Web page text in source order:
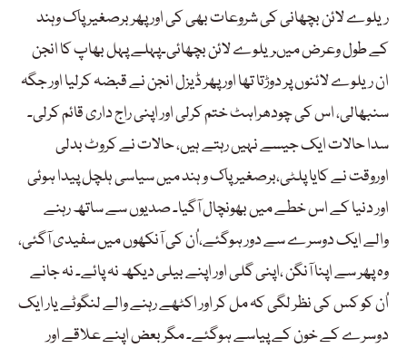
ریلوے لائن بچھانی کی شروعات بھی کی اور پھر برصغیر پاک وہند
کے طول وعرض میںریلوے لائن بچھائی۔پہلے پہل بھاپ کا انجن
ان ریلوے لائنوں پر دوڑتا تھا اور پھر ڈیزل انجن نے قبضہ کرلیا اور جگہ
سنبھالی، اس کی چودھراہٹ ختم کرلی اور اپنی راج داری قائم کرلی۔
سدا حالات ایک جیسے نہیں رہتے ہیں، حالات نے کروٹ بدلی
اوروقت نے کایا پلٹی،برصغیر پاک و ہند میں سیاسی ہلچل پیدا ہوئی
اور دنیا کے اس خطے میں بھونچال آگیا۔ صدیوں سے ساتھ رہنے
والے ایک دوسرے سے دور ہوگئے،اُن کی آنکھوں میں سفیدی آگئی،
وہ پھر سے اپنا آنگن ،اپنی گلی اور اپنے بیلی دیکھ نہ پائے۔ نہ جانے
اُن کو کس کی نظر لگی کہ مل کر اور اکٹھے رہنے والے لنگوٹے یار ایک
دوسرے کے خون کے پیاسے ہوگئے۔ مگر بعض اپنے علاقے اور